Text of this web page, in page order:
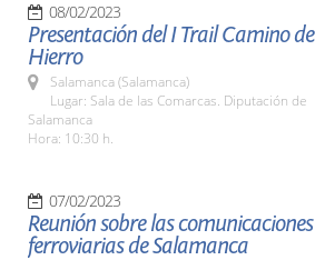
08/02/2023
Presentación del I Trail Camino de
Hierro
Salamanca (Salamanca)
Lugar: Sala de las Comarcas. Diputación de
Salamanca
Hora: 10:30 h.
07/02/2023
Reunión sobre las comunicaciones
ferroviarias de Salamanca